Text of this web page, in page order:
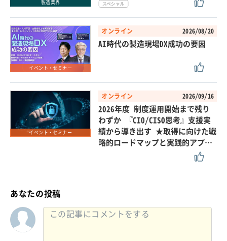
製造業界
イベント・セミナー
オンライン 2026/08/20
AI時代の製造現場DX成功の要因
イベント・セミナー
オンライン 2026/09/16
2026年度 制度運用開始まで残り
わずか 『CIO/CISO思考』支援実
績から導き出す ★取得に向けた戦
略的ロードマップと実践的アプ…
あなたの投稿